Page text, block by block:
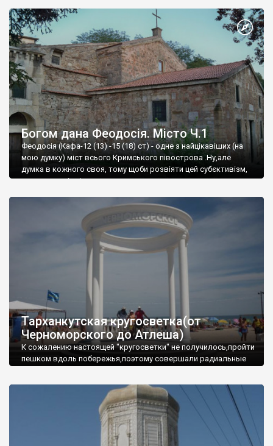
Богом дана Феодосія. Місто Ч.1
Феодосія (Кафа-12 (13) -15 (18) ст) - одне з найцікавіших (на
мою думку) міст всього Кримського півострова .Ну,але
думка в кожного своя, тому щоби розвіяти цей субєктивізм,
запрошую відвідати це
Тарханкутская кругосветка(от
Черноморского до Атлеша)
К сожалению настоящей "кругосветки" не получилось,пройти
пешком вдоль побережья,поэтому совершали радиальные